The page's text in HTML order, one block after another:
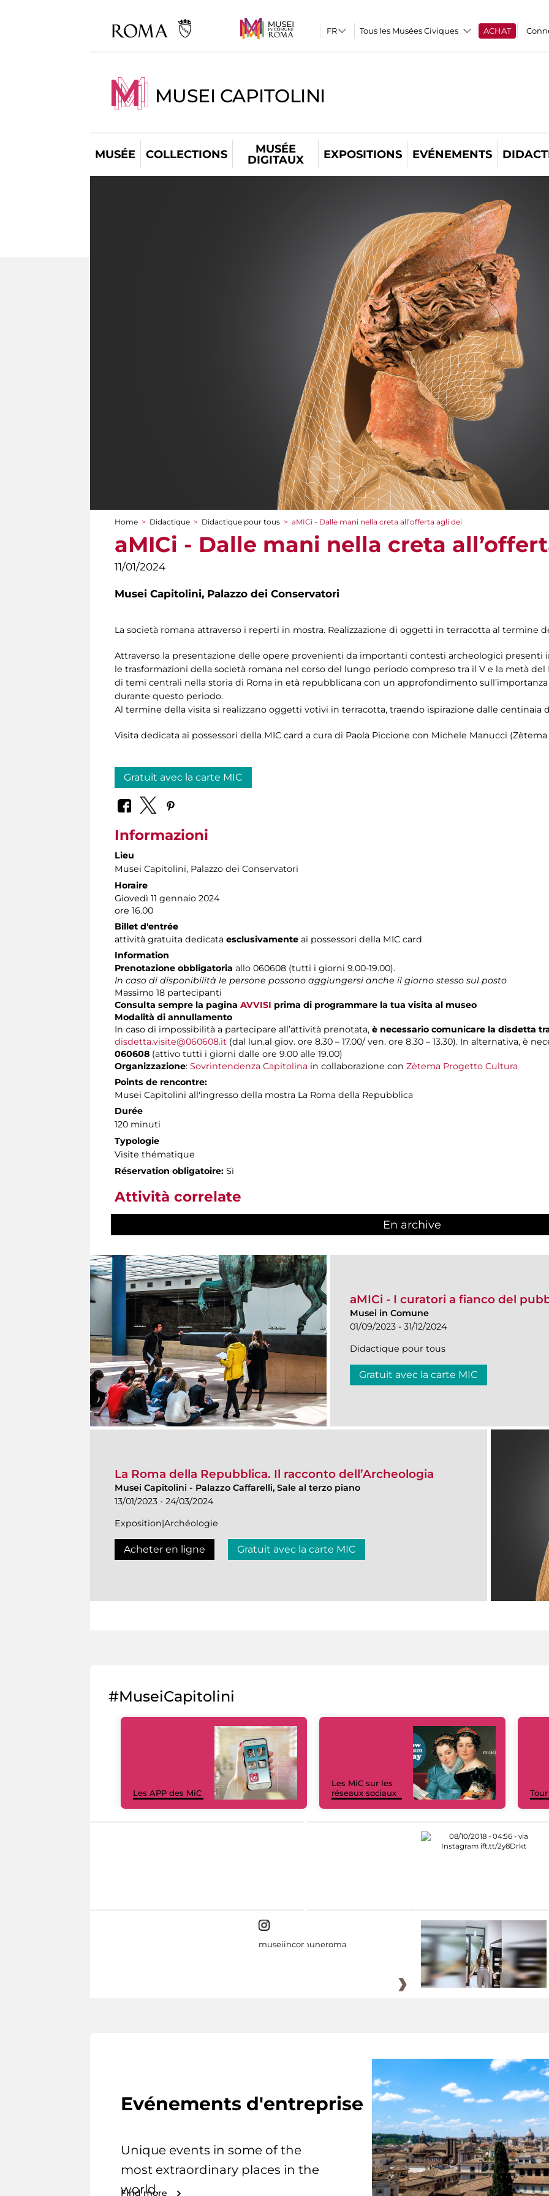
Tous les Musées Civiques ACHAT
MUSEI CAPITOLINI
MUSÉE COLLECTIONS
MUSÉE
DIGITAUX
EXPOSITIONS EVÉNEMENTS
You are here
Home > Didactique > Didactique pour tous > aMICi - Dalle mani nella creta all’offerta agli dei
aMICi - Dalle mani nella creta
11/01/2024
Musei Capitolini, Palazzo dei Conservatori
La società romana attraverso i reperti in mostra. Realizzazione di oggetti in terracotta al termine
Attraverso la presentazione delle opere provenienti da importanti contesti archeologici presenti
le trasformazioni della società romana nel corso del lungo periodo compreso tra il V e la metà del
di temi centrali nella storia di Roma in età repubblicana con un approfondimento
durante questo periodo.
Al termine della visita si realizzano oggetti votivi in terracotta, traendo ispirazione dalle centinaia
Visita dedicata ai possessori della MIC card a cura di Paola Piccione con Michele Manucci
Gratuit avec la carte MIC
Informazioni
Lieu
Musei Capitolini, Palazzo dei Conservatori
Horaire
Giovedì 11 gennaio 2024
ore 16.00
Billet d'entrée
attività gratuita dedicata esclusivamente ai possessori della MIC card
Information
Prenotazione obbligatoria allo 060608 (tutti i giorni 9.00-19.00).
In caso di disponibilità le persone possono aggiungersi anche il giorno stesso sul posto
Massimo 18 partecipanti
Consulta sempre la pagina AVVISI prima di programmare la tua visita al museo
Modalità di annullamento
In caso di impossibilità a partecipare all’attività prenotata, è necessario comunicare la disdetta
disdetta.visite@060608.it (dal lun.al giov. ore 8.30 – 17.00/ ven. ore 8.30 – 13.30). In alternativa, è
060608 (attivo tutti i giorni dalle ore 9.00 alle 19.00)
Organizzazione: Sovrintendenza Capitolina in collaborazione con Zètema Progetto Cultura
Points de rencontre:
Musei Capitolini all'ingresso della mostra La Roma della Repubblica
Durée
120 minuti
Typologie
Visite thématique
Réservation obligatoire: Sì
Attività correlate
En archive
aMICi - I curatori a fianco del
Musei in Comune
01/09/2023 - 31/12/2024
Didactique pour tous
Gratuit avec la carte MIC
La Roma della Repubblica. Il racconto dell’Archeologia
Musei Capitolini - Palazzo Caffarelli, Sale al terzo piano
13/01/2023 - 24/03/2024
Exposition|Archéologie
Acheter en ligne Gratuit avec la carte MIC
#MuseiCapitolini
Les APP des MiC
Les MiC sur les
réseaux sociaux
museiincomuneroma
Evénements d'entreprise
Unique events in some of the
most extraordinary places in the
world.
Find more